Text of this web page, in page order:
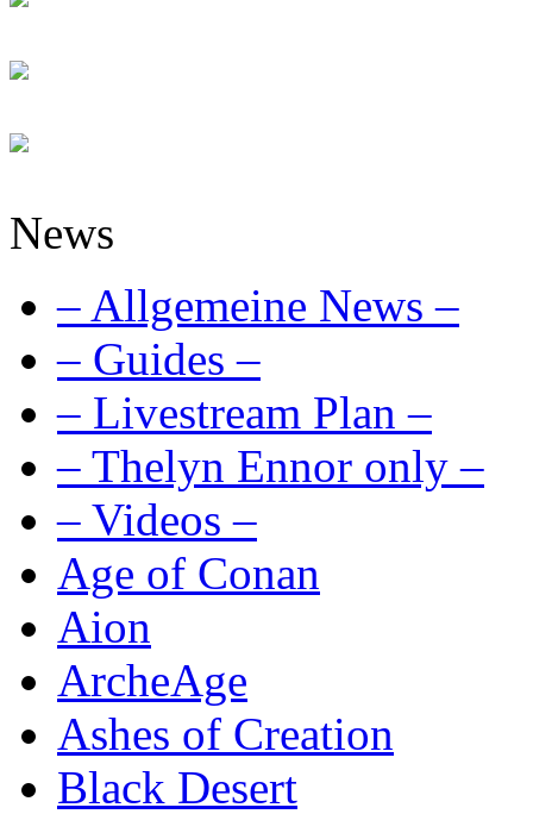
News
– Allgemeine News –
– Guides –
– Livestream Plan –
– Thelyn Ennor only –
– Videos –
Age of Conan
Aion
ArcheAge
Ashes of Creation
Black Desert